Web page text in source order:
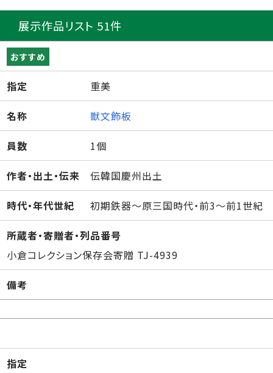
展示作品リスト 51件
おすすめ
指定 重美
名称 獣文飾板
員数 1個
作者・出土・伝来 伝韓国慶州出土
時代・年代世紀 初期鉄器～原三国時代・前3～前1世紀
所蔵者・寄贈者・列品番号
小倉コレクション保存会寄贈 TJ-4939
備考
指定